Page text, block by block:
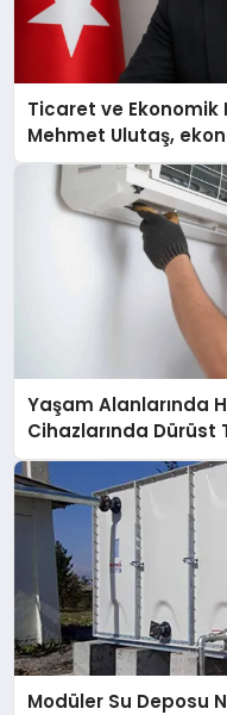
Ticaret ve Ekonomik
Mehmet Ulutaş,
açıklamada şunları
Yaşam Alanlarında
Cihazlarında Dürüst
Modüler Su Deposu